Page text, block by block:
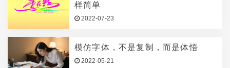
样简单
2022-07-23
模仿字体，不是复制，而是体悟
2022-05-21